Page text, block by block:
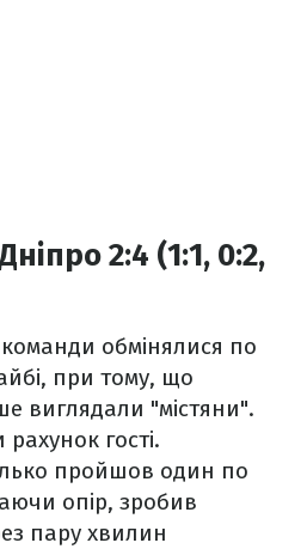
2:4 (1:1, 0:2,
обмінялися по
при тому, що
виглядали "містяни".
гості.
пройшов один по
опір, зробив
пару хвилин